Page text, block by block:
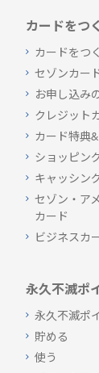
カードをつ
カードをつ
セゾンカー
お申し込み
クレジット
カード特典
ショッピン
キャッシン
セゾン・ア
カード
ビジネスカ
永久不滅ポ
永久不滅ポ
貯める
使う